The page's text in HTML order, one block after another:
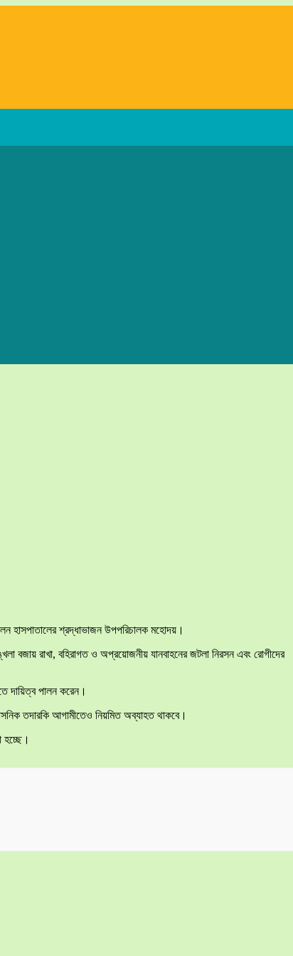
হাসপাতালের শ্রদ্ধাভাজন উপপরিচালক মহোদয়।
বজায় রাখা, বহিরাগত ও অপ্রয়োজনীয় যানবাহনের জটলা নিরসন এবং রোগীদের
দায়িত্ব পালন করেন।
তদারকি আগামীতেও নিয়মিত অব্যাহত থাকবে।
হচ্ছে।